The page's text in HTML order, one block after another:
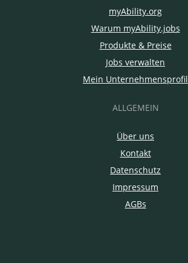
myAbility.org
Warum myAbility.jobs
Produkte & Preise
Jobs verwalten
Mein Unternehmensprofil
ALLGEMEIN
Über uns
Kontakt
Datenschutz
Impressum
AGBs